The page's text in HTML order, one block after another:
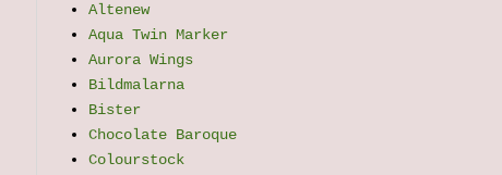
Altenew
Aqua Twin Marker
Aurora Wings
Bildmalarna
Bister
Chocolate Baroque
Colourstock